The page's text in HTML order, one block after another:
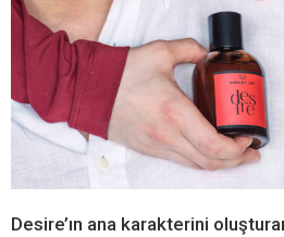
Desire’ın ana karakterini